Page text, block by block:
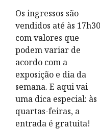
Os ingressos são
vendidos até às
com valores que
podem variar de
acordo com a
exposição e dia da
semana. E aqui vai
uma dica especial: às
quartas-feiras, a
entrada é gratuita!